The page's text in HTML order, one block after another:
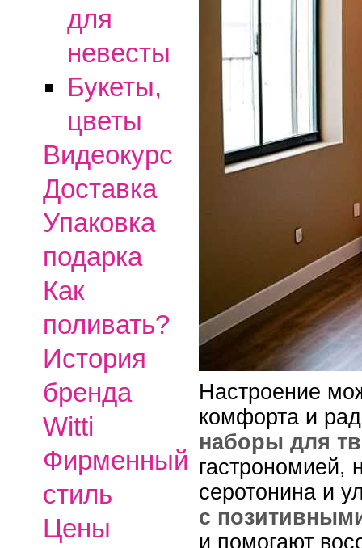
для
невесты
Букеты,
цветы
Видеокурс
Доставка
Упаковка
подарка
Как
поливать?
История
бренда
Witti
Фирменный
стиль
Цены
Настроение
комфорта и
наборы для
гастрономией,
серотонина и
с
и помогают